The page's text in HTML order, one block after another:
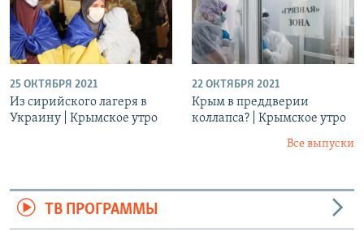
25 ОКТЯБРЯ 2021
Из сирийского лагеря в
Украину | Крымское утро
22 ОКТЯБРЯ 2021
Крым в преддверии
коллапса? | Крымское утро
Все выпуски
ТВ ПРОГРАММЫ